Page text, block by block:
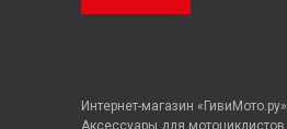
Интернет-магазин «ГивиМото.ру»
Аксессуары для мотоциклистов